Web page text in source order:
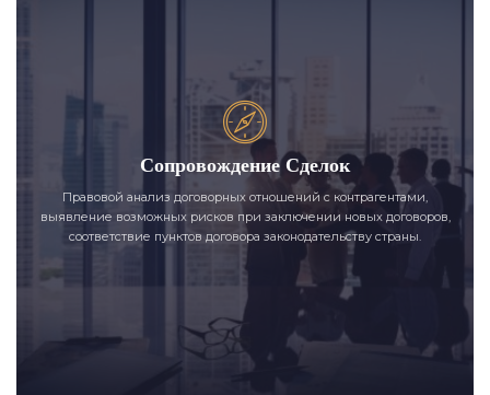
Сопровождение Сделок
Правовой анализ договорных отношений с контрагентами,
выявление возможных рисков при заключении новых договоров,
соответствие пунктов договора законодательству страны.